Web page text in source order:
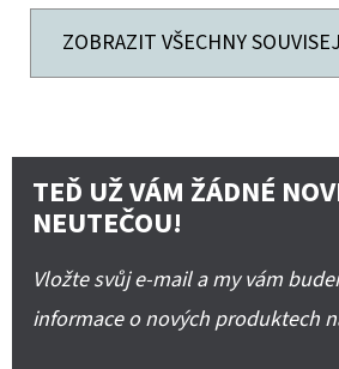
ZOBRAZIT VŠECHNY
TEĎ UŽ VÁM ŽÁDNÉ
NEUTEČOU!
Vložte svůj e-mail a my vám
informace o nových produktech